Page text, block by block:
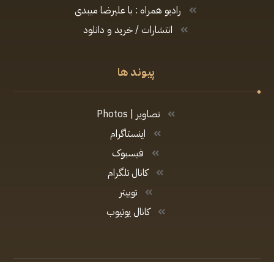
رادیو همراه : با علیرضا میبدی
انتشارات / خرید و دانلود
پیوند ها
تصاویر | Photos
اینستاگرام
فیسبوک
کانال تلگرام
توییتر
کانال یوتیوب